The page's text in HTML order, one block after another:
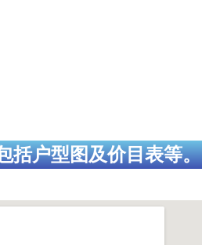
括户型图及价目表等。